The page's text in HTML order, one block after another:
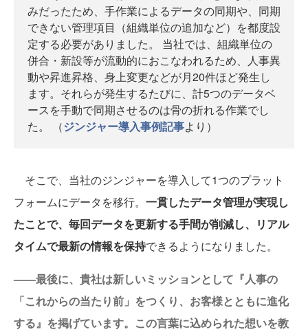
みだったため、手作業によるデータの同期や、同期
できない管理項目（組織単位の追加など）を都度設
定する必要がありました。 当社では、組織単位の
併合・新設等が流動的におこなわれるため、人事異
動や昇進昇格、身上変更などが月20件ほど発生し
ます。それらが発生するたびに、計5つのデータベ
ースを手動で同期させるのは骨の折れる作業でし
た。 （ジンジャー導入事例記事より）
そこで、当社のジンジャーを導入して1つのプラット
フォームにデータを移行。 一貫したデータ管理が実現し
たことで、毎回データを更新する手間が削減し、リアル
タイムで最新の情報を保持できるようになりました。
——最後に、貴社は新しいミッションとして『人事の
「これからの当たり前」をつくり、お客様とともに進化
する』を掲げています。この言葉に込められた想いを教